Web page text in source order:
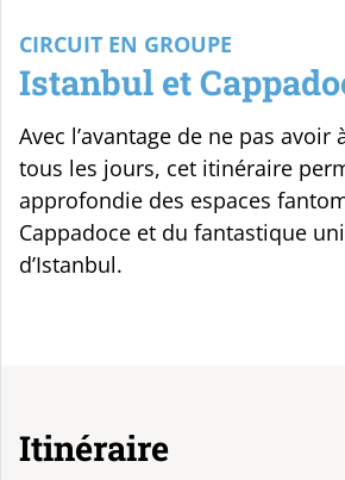
CIRCUIT EN GROUPE
Istanbul et
Avec l’avantage de ne pas avoir
tous les jours, cet itinéraire
approfondie des espaces
Cappadoce et du fantastique
d’Istanbul.
Itinéraire